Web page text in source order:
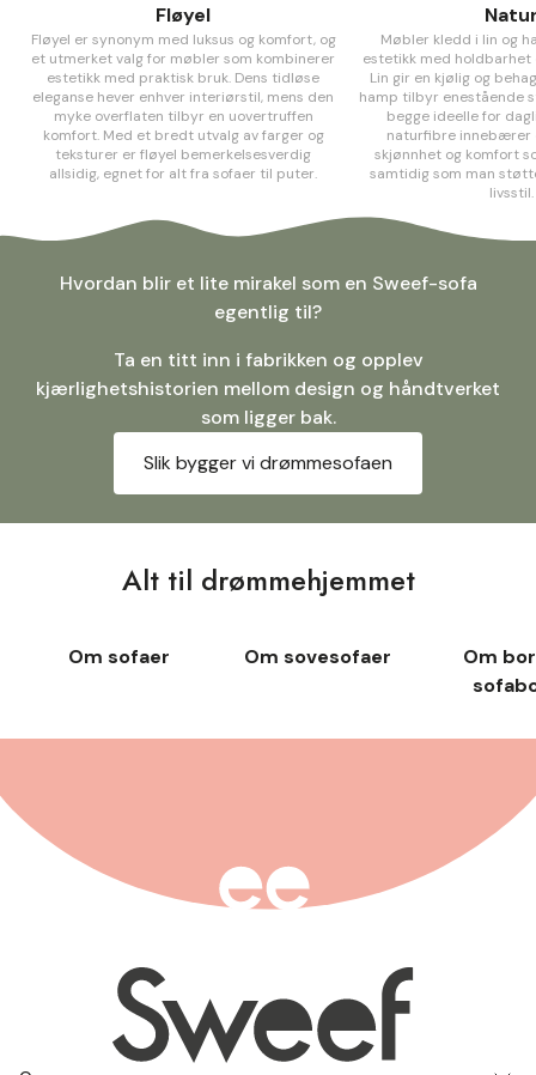
Fløyel
Fløyel er synonym med luksus og komfort, og
et utmerket valg for møbler som kombinerer
estetikk med praktisk bruk. Dens tidløse
eleganse hever enhver interiørstil, mens den
myke overflaten tilbyr en uovertruffen
komfort. Med et bredt utvalg av farger og
teksturer er fløyel bemerkelsesverdig
allsidig, egnet for alt fra sofaer til puter.
Møbler kledd i lin og
estetikk med holdbarhet
Lin gir en kjølig og
hamp tilbyr enestående
begge ideelle for
naturfibre innebærer
skjønnhet og komfort
samtidig som man
livsstil.
Hvordan blir et lite mirakel som en Sweef-sofa
egentlig til?
Ta en titt inn i fabrikken og opplev
kjærlighetshistorien mellom design og håndtverket
som ligger bak.
Slik bygger vi drømmesofaen
Alt til drømmehjemmet
Om sofaer Om sovesofaer
Om